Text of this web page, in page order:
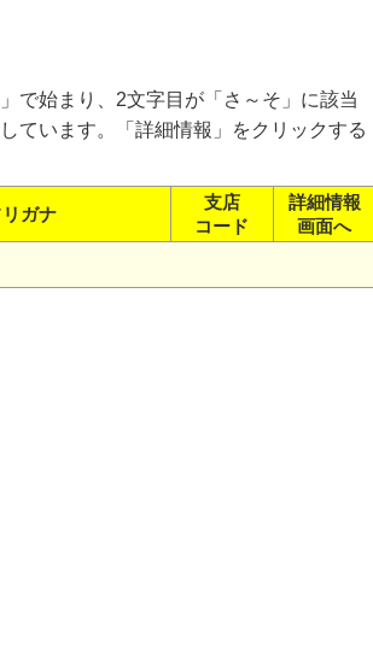
で始まり、2文字目が「さ～そ」に該当
ています。「詳細情報」をクリックする
リガナ
支店
コード
詳細情報
画面へ